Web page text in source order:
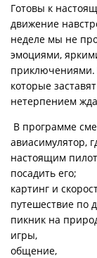
Готовы к
движение
неделе мы не
эмоциями,
приключениями.
которые
нетерпением
В программе
авиасимулятор,
настоящим
посадить его;
картинг и
путешествие по
пикник на
игры,
общение,